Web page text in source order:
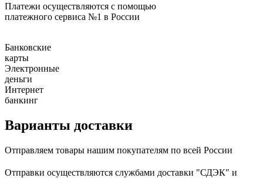
Платежи осуществляются с помощью
платежного сервиса №1 в России
Банковские
карты
Электронные
деньги
Интернет
банкинг
Варианты доставки
Отправляем товары нашим покупателям по всей России
Отправки осуществляются службами доставки "СДЭК" и